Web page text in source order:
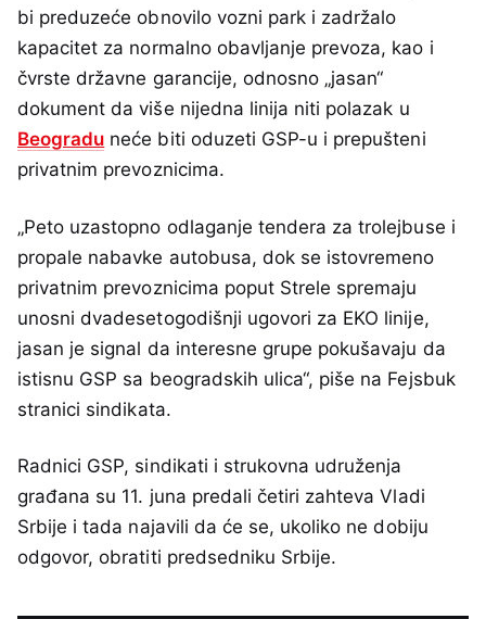
bi preduzeće obnovilo vozni park i zadržalo
kapacitet za normalno obavljanje prevoza, kao i
čvrste državne garancije, odnosno „jasan“
dokument da više nijedna linija niti polazak u
Beogradu neće biti oduzeti GSP-u i prepušteni
privatnim prevoznicima.
„Peto uzastopno odlaganje tendera za trolejbuse i
propale nabavke autobusa, dok se istovremeno
privatnim prevoznicima poput Strele spremaju
unosni dvadesetogodišnji ugovori za EKO linije,
jasan je signal da interesne grupe pokušavaju da
istisnu GSP sa beogradskih ulica“, piše na Fejsbuk
stranici sindikata.
Radnici GSP, sindikati i strukovna udruženja
građana su 11. juna predali četiri zahteva Vladi
Srbije i tada najavili da će se, ukoliko ne dobiju
odgovor, obratiti predsedniku Srbije.